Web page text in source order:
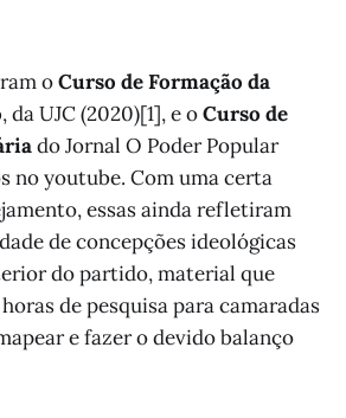
oCurso de Formação da
, da UJC (2020)[1], e oCurso de
do Jornal O Poder Popular
no youtube. Com uma certa
essas ainda refletiram
de concepções ideológicas
do partido, material que
de pesquisa para camaradas
e fazer o devido balanço